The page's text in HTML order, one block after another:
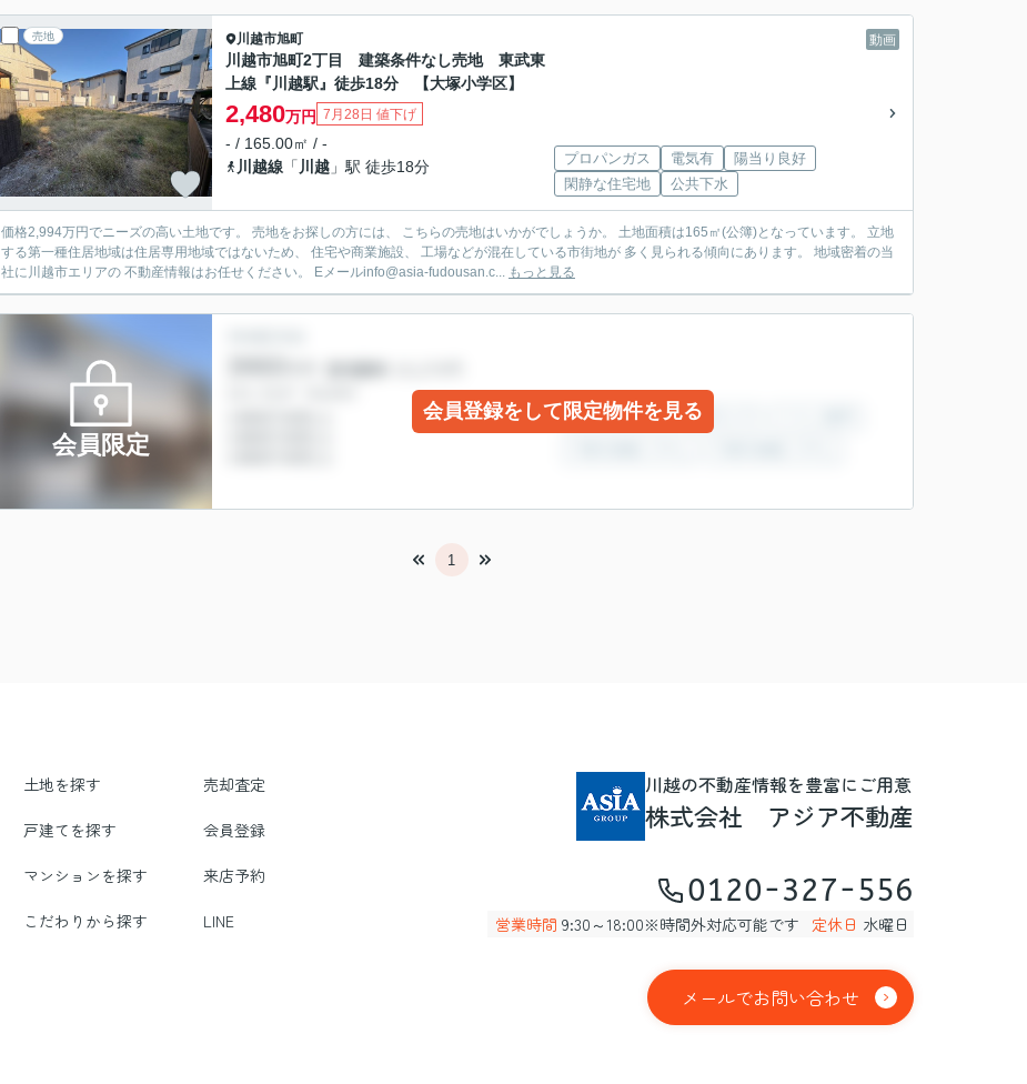
売地 動画
川越市旭町
川越市旭町2丁目 建築条件なし売地 東武東
上線『川越駅』徒歩18分 【大塚小学区】
2,480万円 7月28日 値下げ
- / 165.00㎡ / -
川越線 「 川越 」駅 徒歩18分 プロパンガス 電気有
陽当り良好
閑静な住宅地
公共下水
価格2,994万円でニーズの高い土地です。 売地をお探しの方には、 こちらの売地はいかがでしょうか。 土地面積は165㎡(公簿)となっています。 立地
する第一種住居地域は住居専用地域ではないため、 住宅や商業施設、 工場などが混在している市街地が 多く見られる傾向にあります。 地域密着の当
社に川越市エリアの 不動産情報はお任せください。 Eメールinfo@asia-fudousan.c... もっと見る
会員限定
会員登録をして限定物件を見る
1
土地を探す 売却査定
戸建てを探す 会員登録
マンションを探す 来店予約
こだわりから探す LINE
川越の不動産情報を豊富にご用意
株式会社 アジア不動産
0120-327-556
営業時間 9:30～18:00※時間外対応可能です 定休日 水曜日
メールでお問い合わせ